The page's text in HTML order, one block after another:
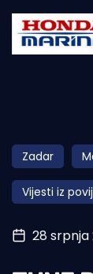
Početna
Obala
Otoci
Turizam i
Pomorstvo
Zadar
Vijesti iz
28 srpnja